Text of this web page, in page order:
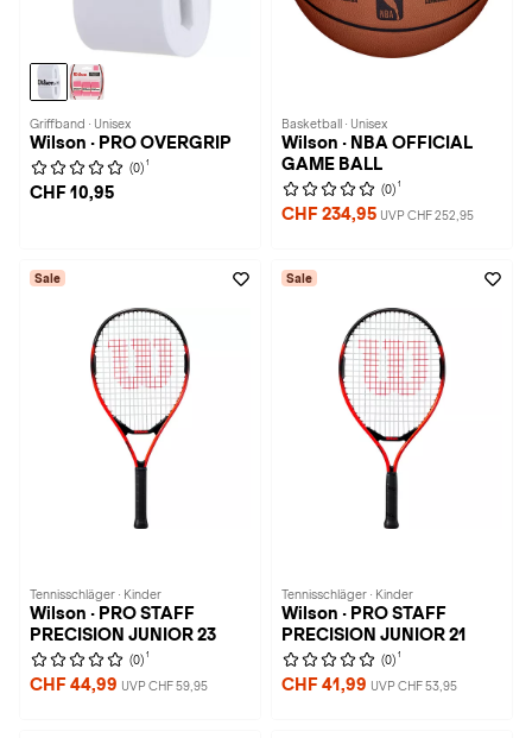
Griffband · Unisex
Wilson · PRO OVERGRIP
(0) 1
CHF 10,95
Basketball · Unisex
Wilson · NBA OFFICIAL
GAME BALL
(0) 1
CHF 234,95 UVP CHF 252,95
Sale
Tennisschläger · Kinder
Wilson · PRO STAFF
PRECISION JUNIOR 23
(0) 1
CHF 44,99 UVP CHF 59,95
Sale
Tennisschläger · Kinder
Wilson · PRO STAFF
PRECISION JUNIOR 21
(0) 1
CHF 41,99 UVP CHF 53,95